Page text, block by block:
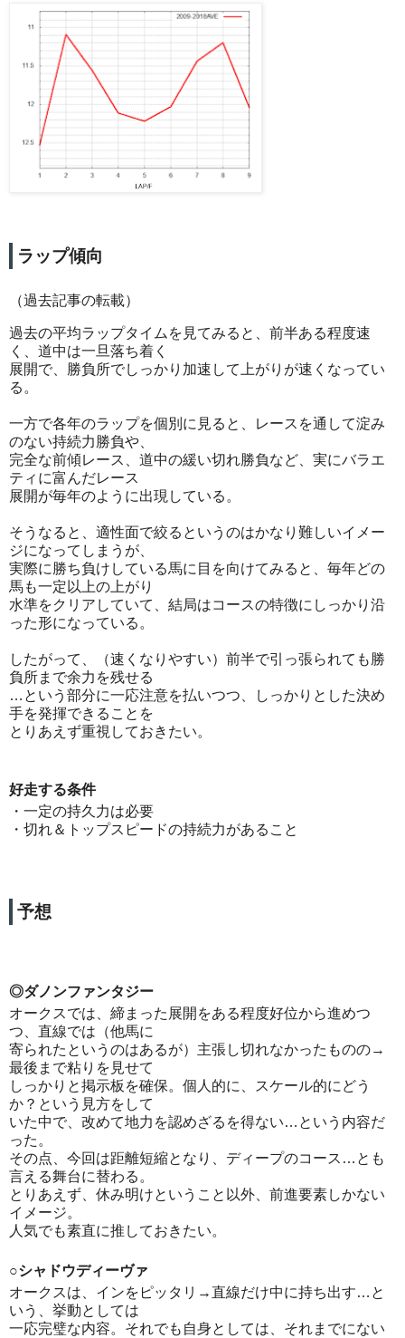
ラップ傾向
（過去記事の転載）
過去の平均ラップタイムを見てみると、前半ある程度速
く、道中は一旦落ち着く
展開で、勝負所でしっかり加速して上がりが速くなってい
る。
一方で各年のラップを個別に見ると、レースを通して淀み
のない持続力勝負や、
完全な前傾レース、道中の緩い切れ勝負など、実にバラエ
ティに富んだレース
展開が毎年のように出現している。
そうなると、適性面で絞るというのはかなり難しいイメー
ジになってしまうが、
実際に勝ち負けしている馬に目を向けてみると、毎年どの
馬も一定以上の上がり
水準をクリアしていて、結局はコースの特徴にしっかり沿
った形になっている。
したがって、（速くなりやすい）前半で引っ張られても勝
負所まで余力を残せる
…という部分に一応注意を払いつつ、しっかりとした決め
手を発揮できることを
とりあえず重視しておきたい。
好走する条件
・一定の持久力は必要
・切れ＆トップスピードの持続力があること
予想
◎ダノンファンタジー
オークスでは、締まった展開をある程度好位から進めつ
つ、直線では（他馬に
寄られたというのはあるが）主張し切れなかったものの→
最後まで粘りを見せて
しっかりと掲示板を確保。個人的に、スケール的にどう
か？という見方をして
いた中で、改めて地力を認めざるを得ない…という内容だ
った。
その点、今回は距離短縮となり、ディープのコース…とも
言える舞台に替わる。
とりあえず、休み明けということ以外、前進要素しかない
イメージ。
人気でも素直に推しておきたい。
○シャドウディーヴァ
オークスは、インをピッタリ→直線だけ中に持ち出す…と
いう、挙動としては
一応完璧な内容。それでも自身としては、それまでにない